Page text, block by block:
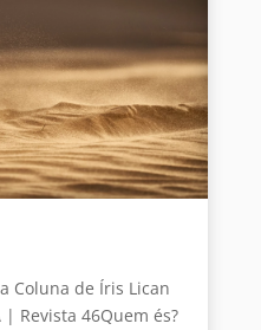
Coluna de Íris Lican
| Revista 46Quem és?